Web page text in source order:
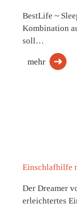
BestLife ~
Kombination
soll…
mehr
Einschlafhilfe
Der Dreamer
erleichtertes